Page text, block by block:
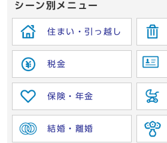
シーン別メニュー
住まい・引っ越し
税金
保険・年金
結婚・離婚